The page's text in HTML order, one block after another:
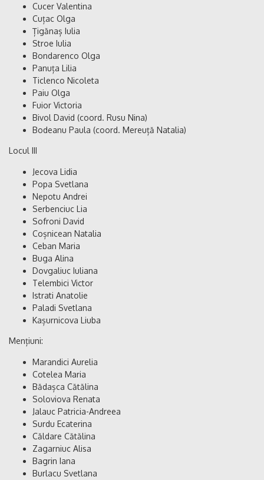
Cucer Valentina
Cuțac Olga
Țigănaș Iulia
Stroe Iulia
Bondarenco Olga
Panuța Lilia
Ticlenco Nicoleta
Paiu Olga
Fuior Victoria
Bivol David (coord. Rusu Nina)
Bodeanu Paula (coord. Mereuță Natalia)
Locul III
Jecova Lidia
Popa Svetlana
Nepotu Andrei
Serbenciuc Lia
Sofroni David
Coșnicean Natalia
Ceban Maria
Buga Alina
Dovgaliuc Iuliana
Telembici Victor
Istrati Anatolie
Paladi Svetlana
Kașurnicova Liuba
Mențiuni:
Marandici Aurelia
Cotelea Maria
Bădașca Cătălina
Soloviova Renata
Jalauc Patricia-Andreea
Surdu Ecaterina
Căldare Cătălina
Zagarniuc Alisa
Bagrin Iana
Burlacu Svetlana